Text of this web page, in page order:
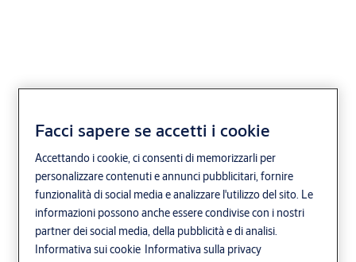
Porta rapida per sistemi
a riduzione di ossigeno
ASSA ABLOY RP150
Industria e settore manifatturiero ASSA ABLOY
Facci sapere se accetti i cookie
Accettando i cookie, ci consenti di memorizzarli per
personalizzare contenuti e annunci pubblicitari, fornire
funzionalità di social media e analizzare l'utilizzo del sito. Le
informazioni possono anche essere condivise con i nostri
partner dei social media, della pubblicità e di analisi.
Informativa sui cookie Informativa sulla privacy